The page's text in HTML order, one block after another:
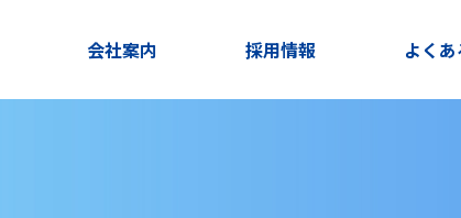
会社案内 採用情報 よく